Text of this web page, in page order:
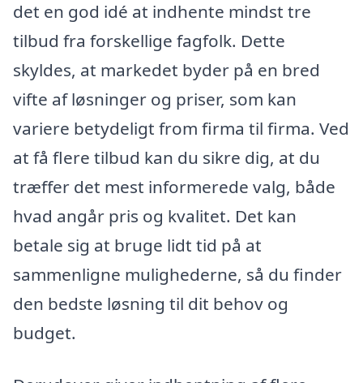
det en god idé at indhente mindst tre
tilbud fra forskellige fagfolk. Dette
skyldes, at markedet byder på en bred
vifte af løsninger og priser, som kan
variere betydeligt from firma til firma. Ved
at få flere tilbud kan du sikre dig, at du
træffer det mest informerede valg, både
hvad angår pris og kvalitet. Det kan
betale sig at bruge lidt tid på at
sammenligne mulighederne, så du finder
den bedste løsning til dit behov og
budget.